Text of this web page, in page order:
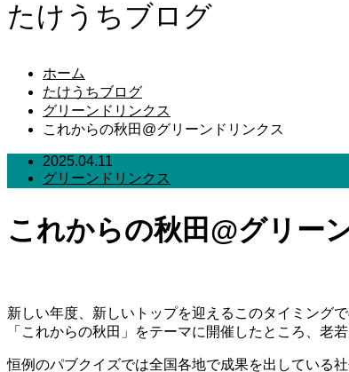
たけうちブログ
ホーム
たけうちブログ
グリーンドリンクス
これからの秋田@グリーンドリンクス
2025.04.11
グリーンドリンクス
これからの秋田@グリー
新しい年度、新しいトップを迎えるこのタイミング
「これからの秋田」をテーマに開催したところ、老
恒例のパブクイズでは全国各地で成果を出している社